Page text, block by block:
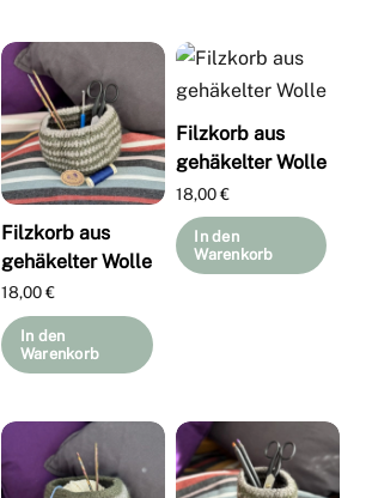
Filzkorb aus
gehäkelter Wolle
18,00€
In den
Warenkorb
Filzkorb aus
gehäkelter Wolle
18,00€
In den
Warenkorb